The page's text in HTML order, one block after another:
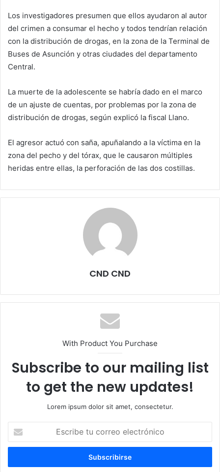
Los investigadores presumen que ellos ayudaron al autor
del crimen a consumar el hecho y todos tendrían relación
con la distribución de drogas, en la zona de la Terminal de
Buses de Asunción y otras ciudades del departamento
Central.
La muerte de la adolescente se habría dado en el marco
de un ajuste de cuentas, por problemas por la zona de
distribución de drogas, según explicó la fiscal Llano.
El agresor actuó con saña, apuñalando a la víctima en la
zona del pecho y del tórax, que le causaron múltiples
heridas entre ellas, la perforación de las dos costillas.
CND CND
With Product You Purchase
Subscribe to our mailing list
to get the new updates!
Lorem ipsum dolor sit amet, consectetur.
correo